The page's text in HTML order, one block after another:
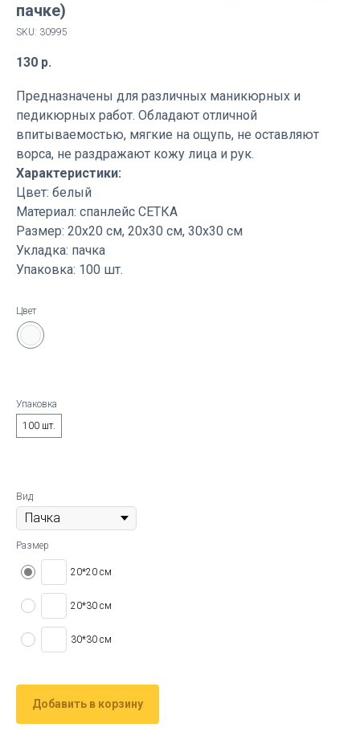
пачке)
SKU: 30995
130 р.
Цвет
Упаковка
100 шт.
Вид
Размер
20*20 см
20*30 см
30*30 см
Добавить в корзину
Предназначены для различных маникюрных и
педикюрных работ. Обладают отличной
впитываемостью, мягкие на ощупь, не оставляют
ворса, не раздражают кожу лица и рук.
Характеристики:
Цвет: белый
Материал: спанлейс СЕТКА
Размер: 20х20 см, 20х30 см, 30х30 см
Укладка: пачка
Упаковка: 100 шт.